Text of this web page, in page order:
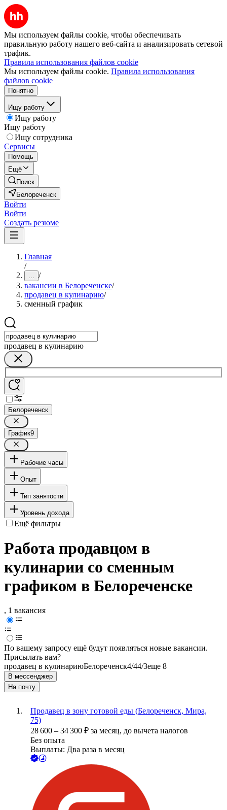
Мы используем файлы cookie, чтобы обеспечивать
правильную работу нашего веб-сайта и анализировать сетевой
трафик.
Правила использования файлов cookie
Мы используем файлы cookie. Правила использования
файлов cookie
Понятно
Ищу работу
Ищу работу
Ищу работу
Ищу сотрудника
Сервисы
Помощь
Ещё
Поиск
Белореченск
Войти
Войти
Создать резюме
Главная
/
... /
вакансии в Белореченске/
продавец в кулинарию/
сменный график
продавец в кулинарию
Белореченск
График9
Рабочие часы
Опыт
Тип занятости
Уровень дохода
Ещё фильтры
Работа продавцом в
кулинарии со сменным
графиком в Белореченске
, 1 вакансия
По вашему запросу ещё будут появляться новые вакансии.
Присылать вам?
продавец в кулинариюБелореченск4/44/3еще 8
В мессенджер
На почту
Продавец в зону готовой еды (Белореченск, Мира,
75)
28 600 – 34 300 ₽ за месяц, до вычета налогов
Без опыта
Выплаты: Два раза в месяц